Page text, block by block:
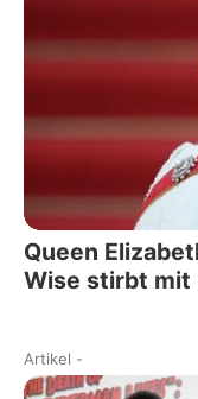
Queen
Wise stirbt mit
Artikel -